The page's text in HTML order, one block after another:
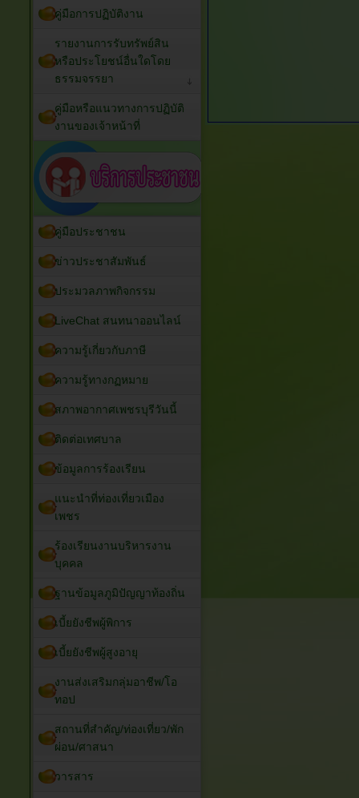
คู่มือการปฏิบัติงาน
รายงานการรับทรัพย์สิน
หรือประโยชน์อื่นใดโดย
ธรรมจรรยา
คู่มือหรือแนวทางการปฏิบัติ
งานของเจ้าหน้าที่
คู่มือประชาชน
ข่าวประชาสัมพันธ์
ประมวลภาพกิจกรรม
LiveChat สนทนาออนไลน์
ความรู้เกี่ยวกับภาษี
ความรู้ทางกฏหมาย
สภาพอากาศเพชรบุรีวันนี้
ติดต่อเทศบาล
ข้อมูลการร้องเรียน
แนะนำที่ท่องเที่ยวเมือง
เพชร
ร้องเรียนงานบริหารงาน
บุคคล
ฐานข้อมูลภูมิปัญญาท้องถิ่น
เบี้ยยังชีพผู้พิการ
เบี้ยยังชีพผู้สูงอายุ
งานส่งเสริมกลุ่มอาชีพ/โอ
ทอป
สถานที่สำคัญ/ท่องเที่ยว/พัก
ผ่อน/ศาสนา
วารสาร